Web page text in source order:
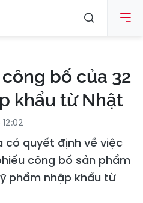
bố của 32
khẩu từ Nhật
có quyết định về việc
công bố sản phẩm
phẩm nhập khẩu từ